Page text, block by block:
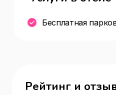
Бесплатная
Рейтинг и